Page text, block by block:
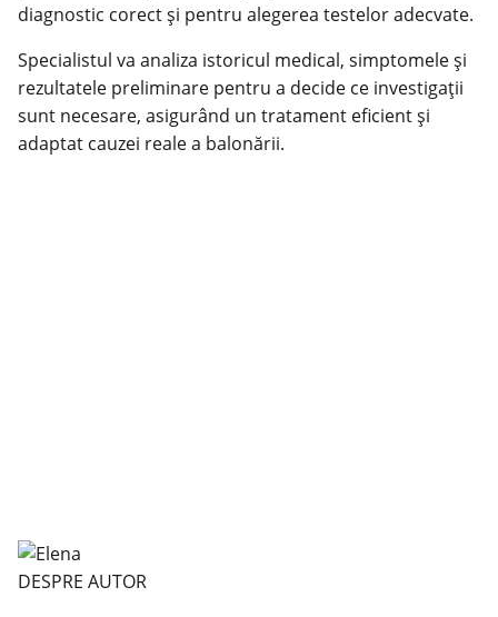
diagnostic corect şi pentru alegerea testelor adecvate.
Specialistul va analiza istoricul medical, simptomele şi
rezultatele preliminare pentru a decide ce investigaţii
sunt necesare, asigurând un tratament eficient şi
adaptat cauzei reale a balonării.
DESPRE AUTOR